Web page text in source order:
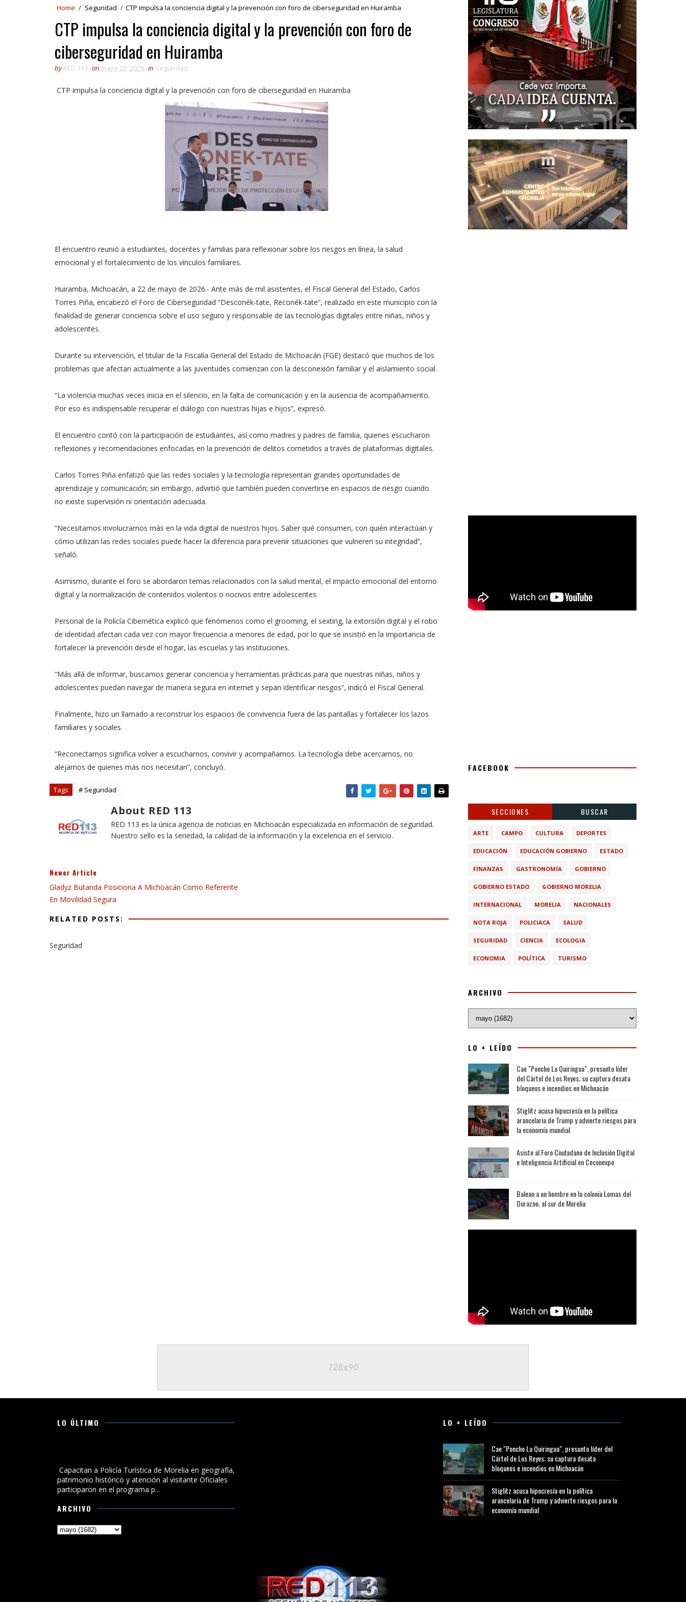
Home / Seguridad / CTP impulsa la conciencia digital y la prevención con foro de ciberseguridad en Huiramba
CTP impulsa la conciencia digital y la prevención con foro de
ciberseguridad en Huiramba
by RED 113 on mayo 22, 2026 in Seguridad
CTP impulsa la conciencia digital y la prevención con foro de ciberseguridad en Huiramba
El encuentro reunió a estudiantes, docentes y familias para reflexionar sobre los riesgos en línea, la salud
emocional y el fortalecimiento de los vínculos familiares.
Huiramba, Michoacán, a 22 de mayo de 2026.- Ante más de mil asistentes, el Fiscal General del Estado, Carlos
Torres Piña, encabezó el Foro de Ciberseguridad “Desconék-tate, Reconék-tate”, realizado en este municipio con la
finalidad de generar conciencia sobre el uso seguro y responsable de las tecnologías digitales entre niñas, niños y
adolescentes.
Durante su intervención, el titular de la Fiscalía General del Estado de Michoacán (FGE) destacó que muchos de los
problemas que afectan actualmente a las juventudes comienzan con la desconexión familiar y el aislamiento social.
“La violencia muchas veces inicia en el silencio, en la falta de comunicación y en la ausencia de acompañamiento.
Por eso es indispensable recuperar el diálogo con nuestras hijas e hijos”, expresó.
El encuentro contó con la participación de estudiantes, así como madres y padres de familia, quienes escucharon
reflexiones y recomendaciones enfocadas en la prevención de delitos cometidos a través de plataformas digitales.
Carlos Torres Piña enfatizó que las redes sociales y la tecnología representan grandes oportunidades de
aprendizaje y comunicación; sin embargo, advirtió que también pueden convertirse en espacios de riesgo cuando
no existe supervisión ni orientación adecuada.
“Necesitamos involucrarnos más en la vida digital de nuestros hijos. Saber qué consumen, con quién interactúan y
cómo utilizan las redes sociales puede hacer la diferencia para prevenir situaciones que vulneren su integridad”,
señaló.
Asimismo, durante el foro se abordaron temas relacionados con la salud mental, el impacto emocional del entorno
digital y la normalización de contenidos violentos o nocivos entre adolescentes.
Personal de la Policía Cibernética explicó que fenómenos como el grooming, el sexting, la extorsión digital y el robo
de identidad afectan cada vez con mayor frecuencia a menores de edad, por lo que se insistió en la importancia de
fortalecer la prevención desde el hogar, las escuelas y las instituciones.
“Más allá de informar, buscamos generar conciencia y herramientas prácticas para que nuestras niñas, niños y
adolescentes puedan navegar de manera segura en internet y sepan identificar riesgos”, indicó el Fiscal General.
Finalmente, hizo un llamado a reconstruir los espacios de convivencia fuera de las pantallas y fortalecer los lazos
familiares y sociales.
“Reconectarnos significa volver a escucharnos, convivir y acompañarnos. La tecnología debe acercarnos, no
alejarnos de quienes más nos necesitan”, concluyó.
Tags # Seguridad
About RED 113
RED 113 es la única agencia de noticias en Michoacán especializada en información de seguridad.
Nuestro sello es la seriedad, la calidad de la información y la excelencia en el servicio.
Newer Article
Gladyz Butanda Posiciona A Michoacán Como Referente
En Movilidad Segura
RELATED POSTS:
Seguridad
FACEBOOK
SECCIONES BUSCAR
ARTE CAMPO CULTURA DEPORTES
EDUCACIÓN EDUCACIÓN GOBIERNO ESTADO
FINANZAS GASTRONOMÍA GOBIERNO
GOBIERNO ESTADO GOBIERNO MORELIA
INTERNACIONAL MORELIA NACIONALES
NOTA ROJA POLICIACA SALUD
SEGURIDAD CIENCIA ECOLOGIA
ECONOMIA POLÍTICA TURISMO
ARCHIVO
LO + LEÍDO
Cae "Poncho La Quiringua", presunto líder
del Cártel de Los Reyes; su captura desata
bloqueos e incendios en Michoacán
Stiglitz acusa hipocresía en la política
arancelaria de Trump y advierte riesgos para
la economía mundial
Asiste al Foro Ciudadano de Inclusión Digital
e Inteligencia Artificial en Ceconexpo
Balean a un hombre en la colonia Lomas del
Durazno, al sur de Morelia
LO ÚLTIMO
Capacitan a Policía Turística de Morelia en geografía,
patrimonio histórico y atención al visitante Oficiales
participaron en el programa p...
ARCHIVO
LO + LEÍDO
Cae "Poncho La Quiringua", presunto líder del
Cártel de Los Reyes; su captura desata
bloqueos e incendios en Michoacán
Stiglitz acusa hipocresía en la política
arancelaria de Trump y advierte riesgos para la
economía mundial